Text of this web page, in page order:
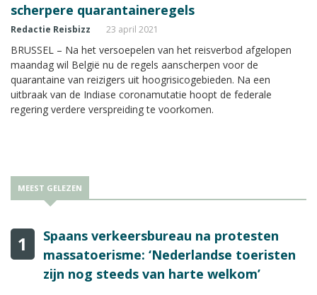
scherpere quarantaineregels
Redactie Reisbizz 23 april 2021
BRUSSEL – Na het versoepelen van het reisverbod afgelopen
maandag wil België nu de regels aanscherpen voor de
quarantaine van reizigers uit hoogrisicogebieden. Na een
uitbraak van de Indiase coronamutatie hoopt de federale
regering verdere verspreiding te voorkomen.
MEEST GELEZEN
1
Spaans verkeersbureau na protesten
massatoerisme: ‘Nederlandse toeristen
zijn nog steeds van harte welkom’